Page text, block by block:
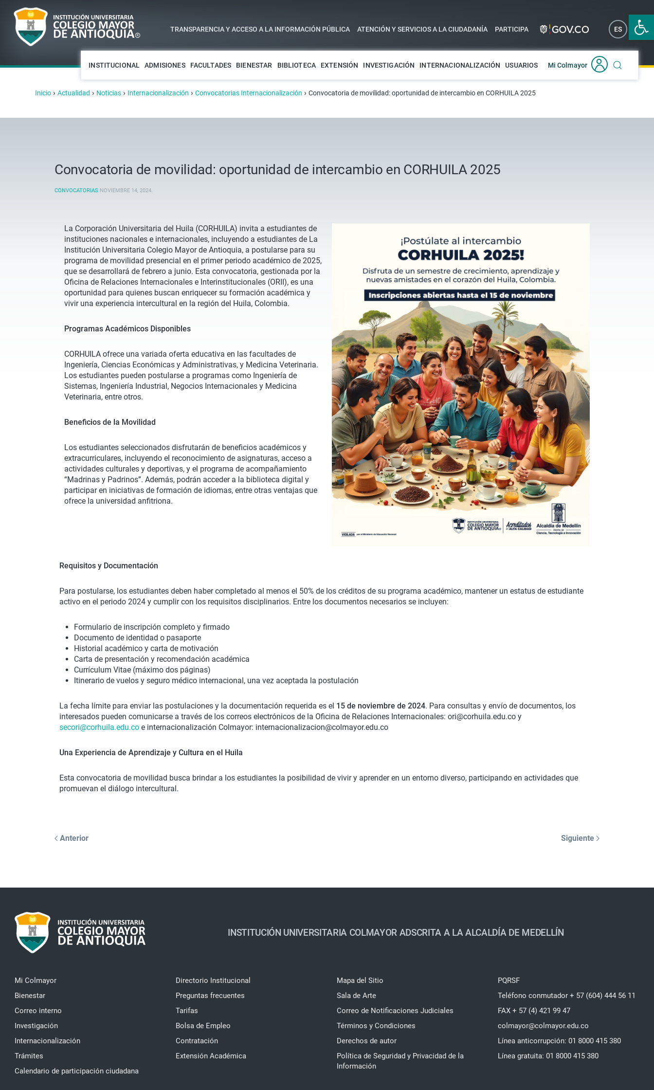
Abrir
TRANSPARENCIA Y ACCESO A LA INFORMACIÓN PÚBLICA ATENCIÓN Y SERVICIOS A LA CIUDADANÍA PARTICIPA ES EN
INSTITUCIONAL ADMISIONES FACULTADES BIENESTAR BIBLIOTECA EXTENSIÓN INVESTIGACIÓN INTERNACIONALIZACIÓN USUARIOS Mi Colmayor
Inicio › Actualidad › Noticias › Internacionalización › Convocatorias Internacionalización › Convocatoria de movilidad: oportunidad de intercambio en CORHUILA 2025
Convocatoria de movilidad: oportunidad de intercambio en CORHUILA 2025
CONVOCATORIAS NOVIEMBRE 14, 2024.
La Corporación Universitaria del Huila (CORHUILA) invita a estudiantes de
instituciones nacionales e internacionales, incluyendo a estudiantes de La
Institución Universitaria Colegio Mayor de Antioquia, a postularse para su
programa de movilidad presencial en el primer periodo académico de 2025,
que se desarrollará de febrero a junio. Esta convocatoria, gestionada por la
Oficina de Relaciones Internacionales e Interinstitucionales (ORII), es una
oportunidad para quienes buscan enriquecer su formación académica y
vivir una experiencia intercultural en la región del Huila, Colombia.
Programas Académicos Disponibles
CORHUILA ofrece una variada oferta educativa en las facultades de
Ingeniería, Ciencias Económicas y Administrativas, y Medicina Veterinaria.
Los estudiantes pueden postularse a programas como Ingeniería de
Sistemas, Ingeniería Industrial, Negocios Internacionales y Medicina
Veterinaria, entre otros.
Beneficios de la Movilidad
Los estudiantes seleccionados disfrutarán de beneficios académicos y
extracurriculares, incluyendo el reconocimiento de asignaturas, acceso a
actividades culturales y deportivas, y el programa de acompañamiento
“Madrinas y Padrinos”. Además, podrán acceder a la biblioteca digital y
participar en iniciativas de formación de idiomas, entre otras ventajas que
ofrece la universidad anfitriona.
Requisitos y Documentación
Para postularse, los estudiantes deben haber completado al menos el 50% de los créditos de su programa académico, mantener un estatus de estudiante
activo en el periodo 2024 y cumplir con los requisitos disciplinarios. Entre los documentos necesarios se incluyen:
Formulario de inscripción completo y firmado
Documento de identidad o pasaporte
Historial académico y carta de motivación
Carta de presentación y recomendación académica
Currículum Vitae (máximo dos páginas)
Itinerario de vuelos y seguro médico internacional, una vez aceptada la postulación
La fecha límite para enviar las postulaciones y la documentación requerida es el 15 de noviembre de 2024. Para consultas y envío de documentos, los
interesados pueden comunicarse a través de los correos electrónicos de la Oficina de Relaciones Internacionales: ori@corhuila.edu.co y
secori@corhuila.edu.co e internacionalización Colmayor: internacionalizacion@colmayor.edu.co
Una Experiencia de Aprendizaje y Cultura en el Huila
Esta convocatoria de movilidad busca brindar a los estudiantes la posibilidad de vivir y aprender en un entorno diverso, participando en actividades que
promuevan el diálogo intercultural.
Anterior Siguiente
INSTITUCIÓN UNIVERSITARIA COLMAYOR ADSCRITA A LA ALCALDÍA DE MEDELLÍN
Mi Colmayor
Bienestar
Correo interno
Investigación
Internacionalización
Trámites
Calendario de participación ciudadana
Directorio Institucional
Preguntas frecuentes
Tarifas
Bolsa de Empleo
Contratación
Extensión Académica
Mapa del Sitio
Sala de Arte
Correo de Notificaciones Judiciales
Términos y Condiciones
Derechos de autor
Política de Seguridad y Privacidad de la
Información
PQRSF
Teléfono conmutador + 57 (604) 444 56 11
FAX + 57 (4) 421 99 47
colmayor@colmayor.edu.co
Línea anticorrupción: 01 8000 415 380
Línea gratuita: 01 8000 415 380